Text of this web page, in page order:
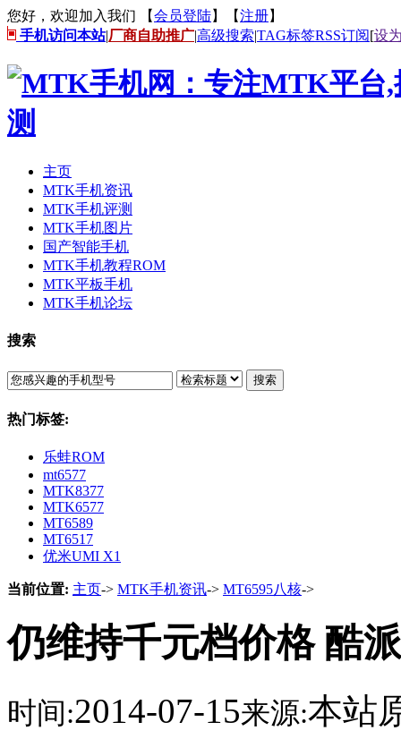
您好，欢迎加入我们 【会员登陆】【注册】
手机访问本站|厂商自助推广|高级搜索|TAG标签RSS订阅[设
主页
MTK手机资讯
MTK手机评测
MTK手机图片
国产智能手机
MTK手机教程ROM
MTK平板手机
MTK手机论坛
搜索
搜索
热门标签:
乐蛙ROM
mt6577
MTK8377
MTK6577
MT6589
MT6517
优米UMI X1
当前位置: 主页-> MTK手机资讯-> MT6595八核->
仍维持千元档价格 酷
时间:2014-07-15来源:本站